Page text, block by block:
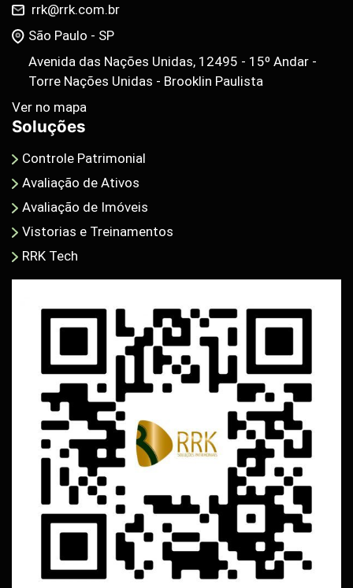
rrk@rrk.com.br
São Paulo - SP
Avenida das Nações Unidas, 12495 - 15º Andar -
Torre Nações Unidas - Brooklin Paulista
Ver no mapa
Soluções
Controle Patrimonial
Avaliação de Ativos
Avaliação de Imóveis
Vistorias e Treinamentos
RRK Tech